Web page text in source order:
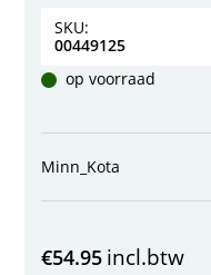
SKU:
00449125
op voorraad
Minn_Kota
€54.95 incl.btw